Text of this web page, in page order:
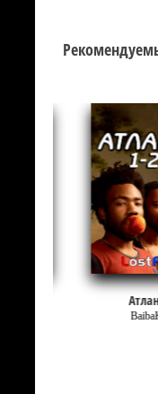
Атланта